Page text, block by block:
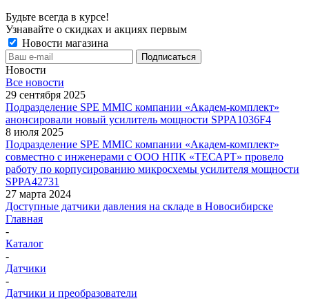
Будьте всегда в курсе!
Узнавайте о скидках и акциях первым
Новости магазина
Новости
Все новости
29 сентября 2025
Подразделение SPE MMIC компании «Академ-комплект»
анонсировали новый усилитель мощности SPPA1036F4
8 июля 2025
Подразделение SPE MMIC компании «Академ-комплект»
совместно с инженерами с ООО НПК «ТЕСАРТ» провело
работу по корпусированию микросхемы усилителя мощности
SPPA42731
27 марта 2024
Доступные датчики давления на складе в Новосибирске
Главная
-
Каталог
-
Датчики
-
Датчики и преобразователи